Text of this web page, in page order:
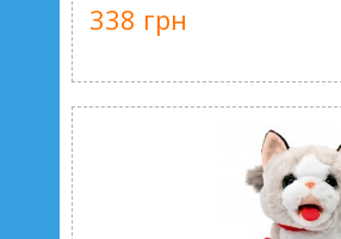
338 грн